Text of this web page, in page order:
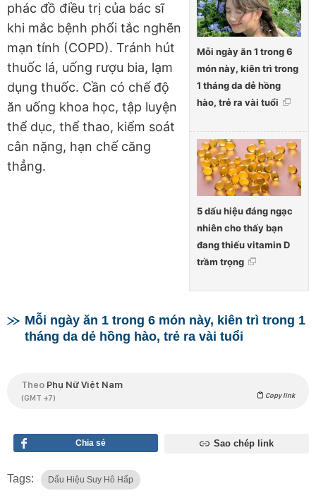
Mỗi ngày ăn 1 trong 6
món này, kiên trì trong
1 tháng da dẻ hồng
hào, trẻ ra vài tuổi
5 dấu hiệu đáng ngạc
nhiên cho thấy bạn
đang thiếu vitamin D
trầm trọng
phác đồ điều trị của bác sĩ
khi mắc bệnh phổi tắc nghẽn
mạn tính (COPD). Tránh hút
thuốc lá, uống rượu bia, lạm
dụng thuốc. Cần có chế độ
ăn uống khoa học, tập luyện
thể dục, thể thao, kiểm soát
cân nặng, hạn chế căng
thẳng.
Mỗi ngày ăn 1 trong 6 món này, kiên trì trong 1
tháng da dẻ hồng hào, trẻ ra vài tuổi
Theo Phụ Nữ Việt Nam
(GMT +7) Copy link
Chia sẻ Sao chép link
Tags: Dấu Hiệu Suy Hô Hấp